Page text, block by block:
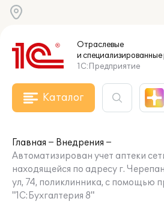
Отраслевые
и специализированные
1С:Предприятие
Каталог
Главная
Внедрения
Автоматизирован учет аптеки
находящейся по адресу г.
ул, 74, поликлинника, с помощью
"1С:Бухгалтерия 8"